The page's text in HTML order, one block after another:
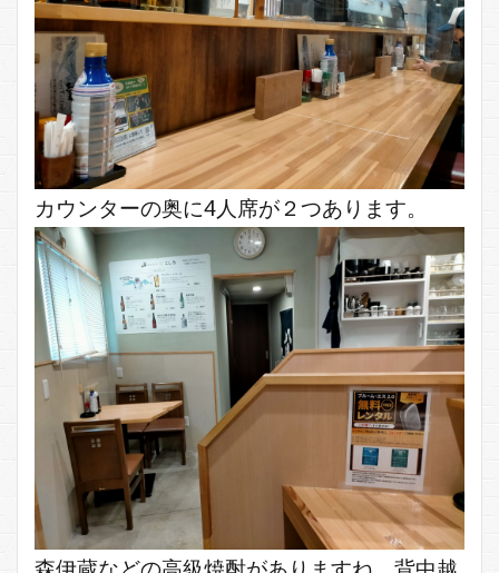
カウンターの奥に4人席が２つあります。
森伊蔵などの高級焼酎がありますね。背中越